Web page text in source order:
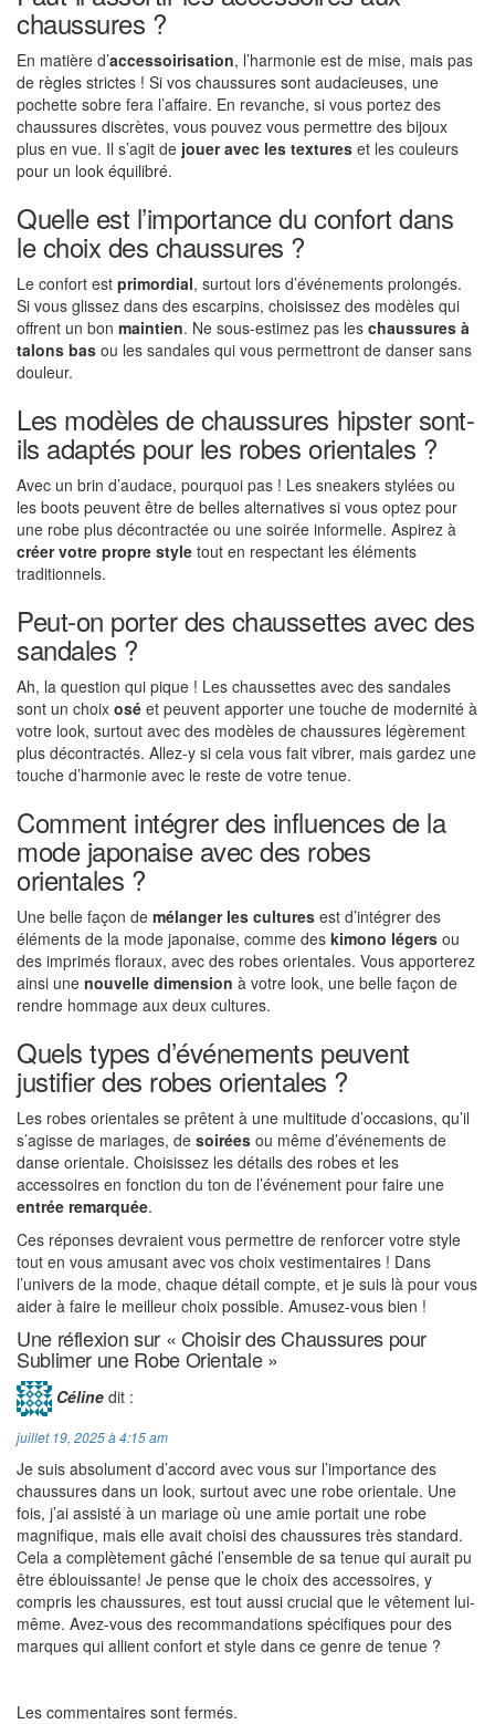
chaussures ?
En matière d’accessoirisation, l’harmonie est de mise, mais pas
de règles strictes ! Si vos chaussures sont audacieuses, une
pochette sobre fera l’affaire. En revanche, si vous portez des
chaussures discrètes, vous pouvez vous permettre des bijoux
plus en vue. Il s’agit de jouer avec les textures et les couleurs
pour un look équilibré.
Quelle est l’importance du confort dans
le choix des chaussures ?
Le confort est primordial, surtout lors d’événements prolongés.
Si vous glissez dans des escarpins, choisissez des modèles qui
offrent un bon maintien. Ne sous-estimez pas les chaussures à
talons bas ou les sandales qui vous permettront de danser sans
douleur.
Les modèles de chaussures hipster sont-
ils adaptés pour les robes orientales ?
Avec un brin d’audace, pourquoi pas ! Les sneakers stylées ou
les boots peuvent être de belles alternatives si vous optez pour
une robe plus décontractée ou une soirée informelle. Aspirez à
créer votre propre style tout en respectant les éléments
traditionnels.
Peut-on porter des chaussettes avec des
sandales ?
Ah, la question qui pique ! Les chaussettes avec des sandales
sont un choix osé et peuvent apporter une touche de modernité à
votre look, surtout avec des modèles de chaussures légèrement
plus décontractés. Allez-y si cela vous fait vibrer, mais gardez une
touche d’harmonie avec le reste de votre tenue.
Comment intégrer des influences de la
mode japonaise avec des robes
orientales ?
Une belle façon de mélanger les cultures est d’intégrer des
éléments de la mode japonaise, comme des kimono légers ou
des imprimés floraux, avec des robes orientales. Vous apporterez
ainsi une nouvelle dimension à votre look, une belle façon de
rendre hommage aux deux cultures.
Quels types d’événements peuvent
justifier des robes orientales ?
Les robes orientales se prêtent à une multitude d’occasions, qu’il
s’agisse de mariages, de soirées ou même d’événements de
danse orientale. Choisissez les détails des robes et les
accessoires en fonction du ton de l’événement pour faire une
entrée remarquée.
Ces réponses devraient vous permettre de renforcer votre style
tout en vous amusant avec vos choix vestimentaires ! Dans
l’univers de la mode, chaque détail compte, et je suis là pour vous
aider à faire le meilleur choix possible. Amusez-vous bien !
Une réflexion sur « Choisir des Chaussures pour
Sublimer une Robe Orientale »
Céline dit :
juillet 19, 2025 à 4:15 am
Je suis absolument d’accord avec vous sur l’importance des
chaussures dans un look, surtout avec une robe orientale. Une
fois, j’ai assisté à un mariage où une amie portait une robe
magnifique, mais elle avait choisi des chaussures très standard.
Cela a complètement gâché l’ensemble de sa tenue qui aurait pu
être éblouissante! Je pense que le choix des accessoires, y
compris les chaussures, est tout aussi crucial que le vêtement lui-
même. Avez-vous des recommandations spécifiques pour des
marques qui allient confort et style dans ce genre de tenue ?
Les commentaires sont fermés.